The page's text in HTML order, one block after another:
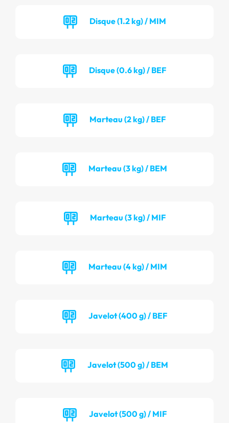
Disque (1.2 kg) / MIM
Disque (0.6 kg) / BEF
Marteau (2 kg) / BEF
Marteau (3 kg) / BEM
Marteau (3 kg) / MIF
Marteau (4 kg) / MIM
Javelot (400 g) / BEF
Javelot (500 g) / BEM
Javelot (500 g) / MIF